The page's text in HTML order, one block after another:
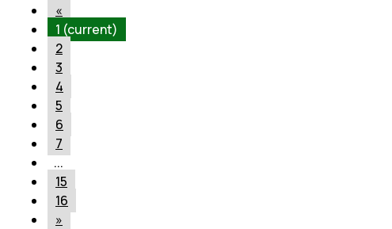
«
1 (current)
2
3
4
5
6
7
...
15
16
»